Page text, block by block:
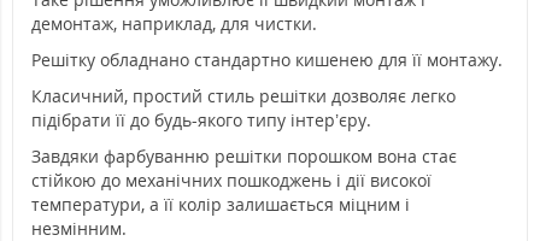
демонтаж, наприклад, для чистки.
Решітку обладнано стандартно кишенею для її монтажу.
Класичний, простий стиль решітки дозволяє легко
підібрати її до будь-якого типу інтер’єру.
Завдяки фарбуванню решітки порошком вона стає
стійкою до механічних пошкоджень і дії високої
температури, а її колір залишається міцним і
незмінним.